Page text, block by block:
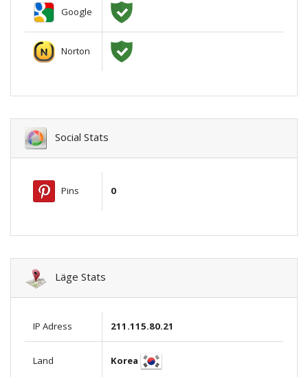
Google
Norton
Social Stats
Pins 0
Läge Stats
IP Adress 211.115.80.21
Land Korea